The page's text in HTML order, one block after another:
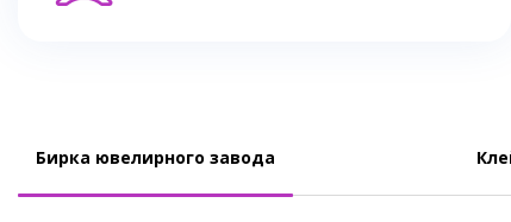
Бирка ювелирного завода